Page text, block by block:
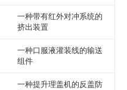
一种带有红外对冲系统的
挤出装置
一种口服液灌装线的输送
组件
一种提升理盖机的反盖防